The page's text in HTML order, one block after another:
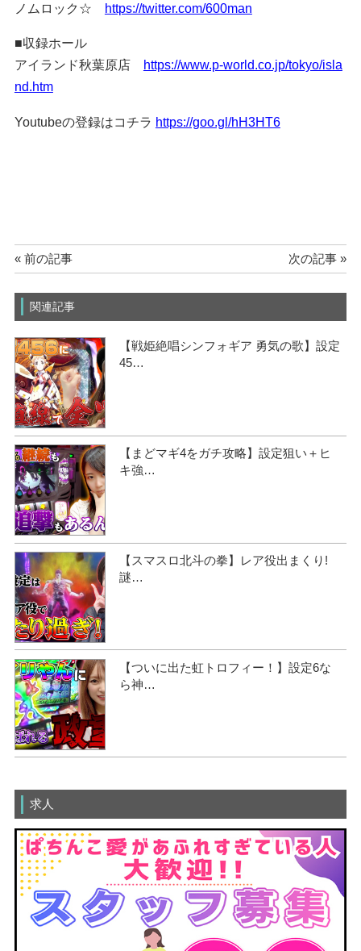
ノムロック☆
https://twitter.com/600man
■収録ホール
アイランド秋葉原店
https://www.p-world.co.jp/tokyo/isla
nd.htm
Youtubeの登録はコチラ https://goo.gl/hH3HT6
« 前の記事 次の記事 »
関連記事
【戦姫絶唱シンフォギア 勇気の歌】設定
45…
【まどマギ4をガチ攻略】設定狙い＋ヒ
キ強…
【スマスロ北斗の拳】レア役出まくり!
謎…
【ついに出た虹トロフィー！】設定6な
ら神…
求人